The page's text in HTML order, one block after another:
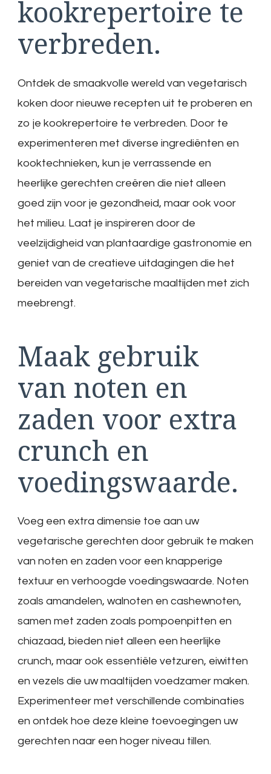
kookrepertoire te
verbreden.
Ontdek de smaakvolle wereld van vegetarisch
koken door nieuwe recepten uit te proberen en
zo je kookrepertoire te verbreden. Door te
experimenteren met diverse ingrediënten en
kooktechnieken, kun je verrassende en
heerlijke gerechten creëren die niet alleen
goed zijn voor je gezondheid, maar ook voor
het milieu. Laat je inspireren door de
veelzijdigheid van plantaardige gastronomie en
geniet van de creatieve uitdagingen die het
bereiden van vegetarische maaltijden met zich
meebrengt.
Maak gebruik
van noten en
zaden voor extra
crunch en
voedingswaarde.
Voeg een extra dimensie toe aan uw
vegetarische gerechten door gebruik te maken
van noten en zaden voor een knapperige
textuur en verhoogde voedingswaarde. Noten
zoals amandelen, walnoten en cashewnoten,
samen met zaden zoals pompoenpitten en
chiazaad, bieden niet alleen een heerlijke
crunch, maar ook essentiële vetzuren, eiwitten
en vezels die uw maaltijden voedzamer maken.
Experimenteer met verschillende combinaties
en ontdek hoe deze kleine toevoegingen uw
gerechten naar een hoger niveau tillen.